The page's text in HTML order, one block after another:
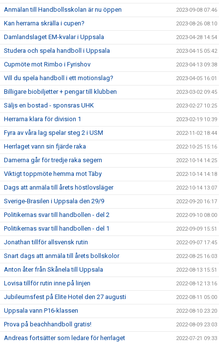
Anmälan till Handbollsskolan är nu öppen 2023-09-08 07:46
Kan herrarna skrälla i cupen? 2023-08-26 08:10
Damlandslaget EM-kvalar i Uppsala 2023-04-28 14:54
Studera och spela handboll i Uppsala 2023-04-15 05:42
Cupmöte mot Rimbo i Fyrishov 2023-04-13 09:38
Vill du spela handboll i ett motionslag? 2023-04-05 16:01
Billigare biobiljetter + pengar till klubben 2023-03-02 09:45
Säljs en bostad - sponsras UHK 2023-02-27 10:25
Herrarna klara för division 1 2023-02-19 10:39
Fyra av våra lag spelar steg 2 i USM 2022-11-02 18:44
Herrlaget vann sin fjärde raka 2022-10-25 15:16
Damerna går för tredje raka segern 2022-10-14 14:25
Viktigt toppmöte hemma mot Täby 2022-10-14 14:18
Dags att anmäla till årets höstlovsläger 2022-10-14 13:07
Sverige-Brasilen i Uppsala den 29/9 2022-09-20 16:17
Politikernas svar till handbollen - del 2 2022-09-10 08:00
Politikernas svar till handbollen - del 1 2022-09-09 15:51
Jonathan tillför allsvensk rutin 2022-09-07 17:45
Snart dags att anmäla till årets bollskolor 2022-08-25 16:03
Anton åter från Skånela till Uppsala 2022-08-13 15:51
Lovisa tillför rutin inne på linjen 2022-08-12 13:16
Jubileumsfest på Elite Hotel den 27 augusti 2022-08-11 05:00
Uppsala vann P16-klassen 2022-08-10 23:20
Prova på beachhandboll gratis! 2022-08-09 23:03
Andreas fortsätter som ledare för herrlaget 2022-07-21 09:33